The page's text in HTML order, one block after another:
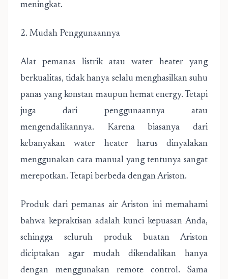
meningkat.
2. Mudah Penggunaannya
Alat pemanas listrik atau water heater yang
berkualitas, tidak hanya selalu menghasilkan suhu
panas yang konstan maupun hemat energy. Tetapi
juga dari penggunaannya atau
mengendalikannya. Karena biasanya dari
kebanyakan water heater harus dinyalakan
menggunakan cara manual yang tentunya sangat
merepotkan. Tetapi berbeda dengan Ariston.
Produk dari pemanas air Ariston ini memahami
bahwa kepraktisan adalah kunci kepuasan Anda,
sehingga seluruh produk buatan Ariston
diciptakan agar mudah dikendalikan hanya
dengan menggunakan remote control. Sama